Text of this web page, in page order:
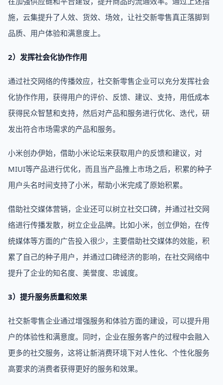
施，云集提升了人效、货效、场效，让社交新零售真正落脚到
品质、用户体验和满意度上。
2）发挥社会化协作作用
通过社交网络的传播效应，社交新零售企业可以充分发挥社会
化协作作用，获得用户的评价、反馈、建议、支持，用低成本
获得民众智慧和支持，然后对产品和服务进行优化、迭代，研
发出符合市场需求的产品和服务。
小米创办伊始，借助小米论坛来获取用户的反馈和建议，对
MIUI等产品进行优化，而且当产品推上市场之后，积累的种子
用户头名时间支持了小米，帮助小米完成了原始积累。
借助社交媒体营销，企业还可以树立社交口碑，并通过社交网
络进行传播发散，树立企业品牌。比如小米，创立伊始，在传
统媒体等方面的广告投入很少，主要借助社交媒体的效能，积
累了自己的种子用户，并通过口碑经济的影响，在社交网络中
提升了企业的知名度、美誉度、忠诚度。
3）提升服务质量和效果
社交新零售企业通过增强服务和体验方面的建设，可以提升用
户的体验性和满意度。同时，企业在服务客户的过程中会融入
更多的社交服务，这将让新消费环境下对人性化、个性化服务
高要求的消费者获得更好的服务和效果。